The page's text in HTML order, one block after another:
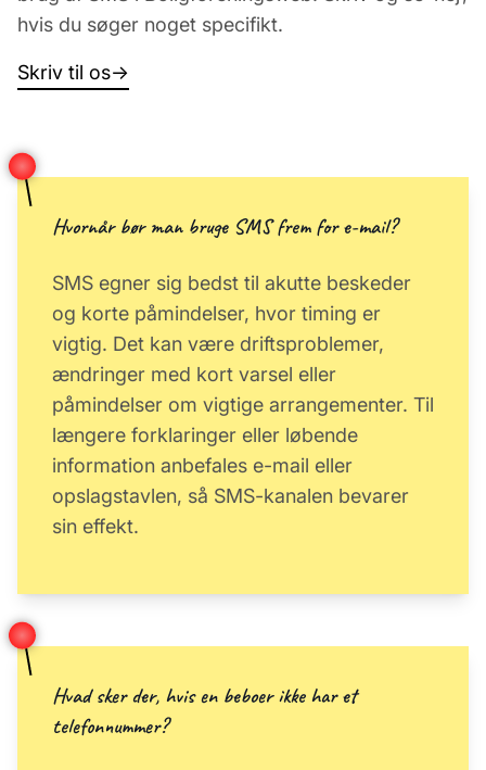
hvis du søger noget specifikt.
Skriv til os→
Hvornår bør man bruge SMS frem for e-mail?
SMS egner sig bedst til akutte beskeder
og korte påmindelser, hvor timing er
vigtig. Det kan være driftsproblemer,
ændringer med kort varsel eller
påmindelser om vigtige arrangementer. Til
længere forklaringer eller løbende
information anbefales e-mail eller
opslagstavlen, så SMS-kanalen bevarer
sin effekt.
Hvad sker der, hvis en beboer ikke har et
telefonnummer?